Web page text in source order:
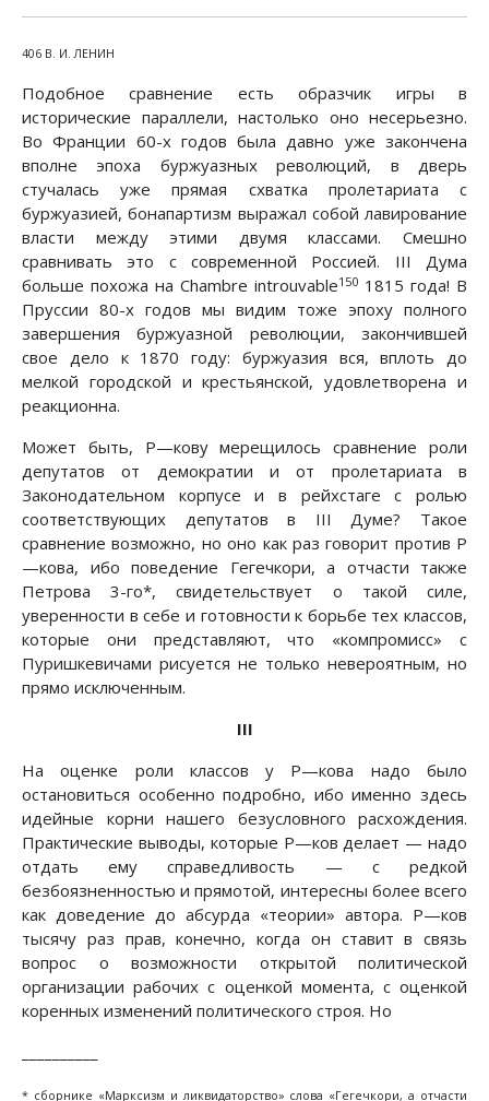
406 В. И. ЛЕНИН
Подобное сравнение есть образчик игры в
исторические параллели, настолько оно несерьезно.
Во Франции 60-х годов была давно уже закончена
вполне эпоха буржуазных революций, в дверь
стучалась уже прямая схватка пролетариата с
буржуазией, бонапартизм выражал собой лавирование
власти между этими двумя классами. Смешно
сравнивать это с современной Россией. III Дума
больше похожа на Chambre introuvable150 1815 года! В
Пруссии 80-х годов мы видим тоже эпоху полного
завершения буржуазной революции, закончившей
свое дело к 1870 году: буржуазия вся, вплоть до
мелкой городской и крестьянской, удовлетворена и
реакционна.
Может быть, Ρ—кову мерещилось сравнение роли
депутатов от демократии и от пролетариата в
Законодательном корпусе и в рейхстаге с ролью
соответствующих депутатов в III Думе? Такое
сравнение возможно, но оно как раз говорит против Ρ
—кова, ибо поведение Гегечкори, а отчасти также
Петрова 3-го*, свидетельствует о такой силе,
уверенности в себе и готовности к борьбе тех классов,
которые они представляют, что «компромисс» с
Пуришкевичами рисуется не только невероятным, но
прямо исключенным.
III
На оценке роли классов у Ρ—кова надо было
остановиться особенно подробно, ибо именно здесь
идейные корни нашего безусловного расхождения.
Практические выводы, которые Ρ—ков делает — надо
отдать ему справедливость — с редкой
безбоязненностью и прямотой, интересны более всего
как доведение до абсурда «теории» автора. Ρ—ков
тысячу раз прав, конечно, когда он ставит в связь
вопрос о возможности открытой политической
организации рабочих с оценкой момента, с оценкой
коренных изменений политического строя. Но
* сборнике «Марксизм и ликвидаторство» слова «Гегечкори, а отчасти